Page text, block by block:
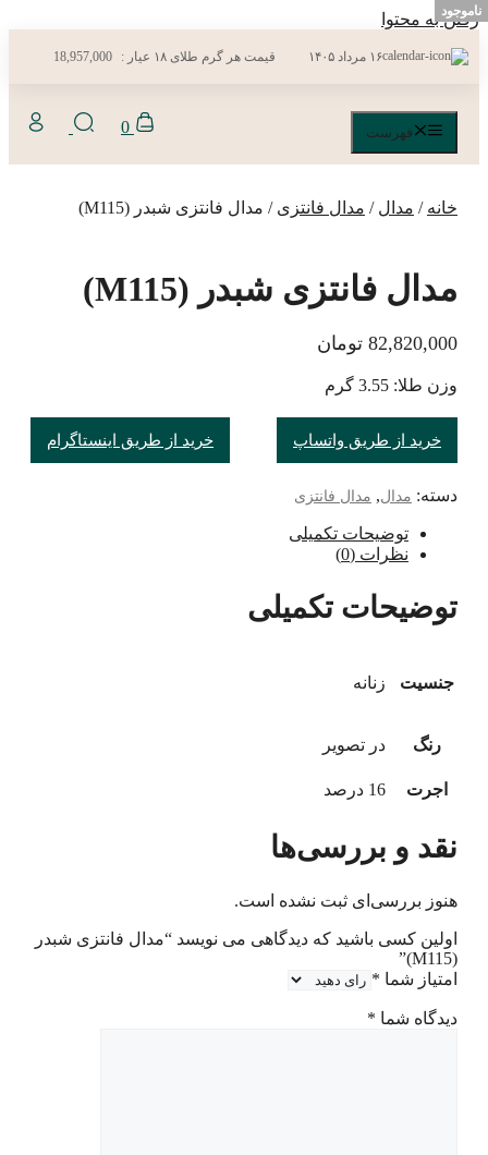
رفتن به محتوا
۱۶ مرداد ۱۴۰۵ قیمت هر گرم طلای ۱۸ عیار : 18,957,000
0 فهرست
خانه / مدال / مدال فانتزی / مدال فانتزی شبدر (M115)
مدال فانتزی شبدر (M115)
82,820,000 تومان
وزن طلا: 3.55 گرم
خرید از طریق واتساپ خرید از طریق اینستاگرام
دسته: مدال, مدال فانتزی
توضیحات تکمیلی
نظرات (0)
توضیحات تکمیلی
جنسیت زنانه
رنگ در تصویر
اجرت 16 درصد
نقد و بررسی‌ها
هنوز بررسی‌ای ثبت نشده است.
اولین کسی باشید که دیدگاهی می نویسد “مدال فانتزی شبدر
(M115)”
امتیاز شما *
دیدگاه شما *
ناموجود
ناموجود
ناموجود
ناموجود